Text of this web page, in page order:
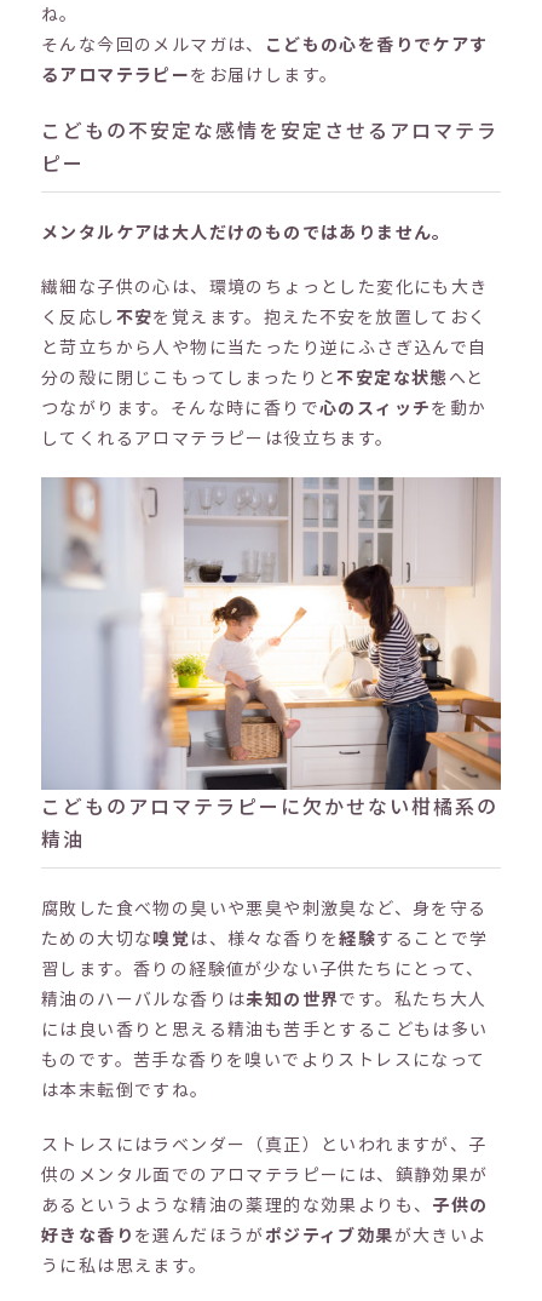
ね。
そんな今回のメルマガは、
こどもの心を香りでケアす
るアロマテラピーをお届けします。
こどもの不安定な感情を安定させるアロマテラ
ピー
メンタルケアは大人だけのものではありません。
繊細な子供の心は、環境のちょっとした変化にも大き
く反応し 不安を覚えます。抱えた不安を放置しておく
と苛立ちから人や物に当たったり逆にふさぎ込んで自
分の殻に閉じこもってしまったりと不安定な状態へと
つながります。そんな時に香りで心のスィッチを動か
してくれるアロマテラピーは役立ちます。
こどものアロマテラピーに欠かせない柑橘系の
精油
腐敗した食べ物の臭いや悪臭や刺激臭など、身を守る
ための大切な嗅覚は、様々な香りを経験することで学
習します。香りの経験値が少ない子供たちにとって、
精油のハーバルな香りは未知の世界です。私たち大人
には良い香りと思える精油も苦手とするこどもは多い
ものです。苦手な香りを嗅いでよりストレスになって
は本末転倒ですね。
ストレスにはラベンダー（真正）といわれますが、子
供のメンタル面でのアロマテラピーには、鎮静効果が
あるというような精油の薬理的な効果よりも、 子供の
好きな香り を選んだほうがポジティブ効果が大きいよ
うに私は思えます。